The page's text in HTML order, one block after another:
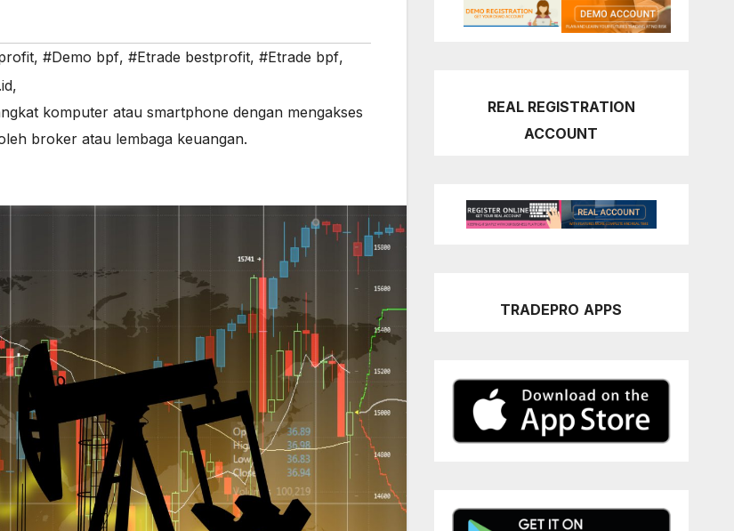
, #Demo bpf, #Etrade bestprofit, #Etrade bpf,
,
komputer atau smartphone dengan mengakses
broker atau lembaga keuangan.
REAL REGISTRATION
ACCOUNT
TRADEPRO APPS